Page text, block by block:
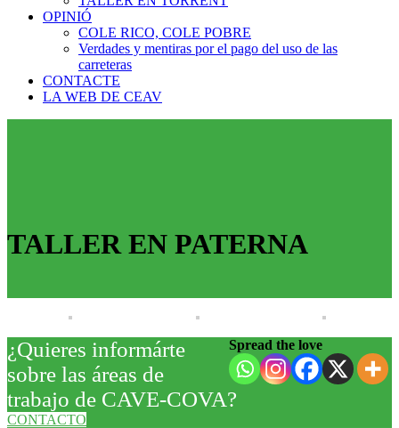
OPINIÓ
COLE RICO, COLE POBRE
Verdades y mentiras por el pago del uso de las
carreteras
CONTACTE
LA WEB DE CEAV
TALLER EN PATERNA
Spread the love
¿Quieres informárte
sobre las áreas de
trabajo de CAVE-COVA?
CONTACTO